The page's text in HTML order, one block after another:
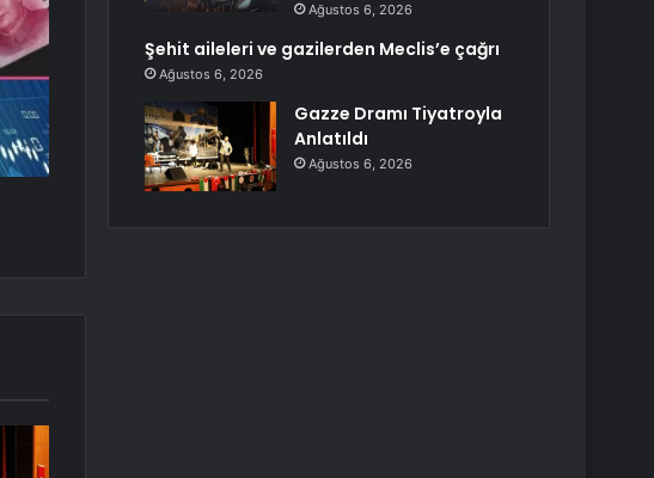
Ağustos 6, 2026
Şehit aileleri ve gazilerden Meclis’e çağrı
Ağustos 6, 2026
Gazze Dramı Tiyatroyla
Anlatıldı
Ağustos 6, 2026